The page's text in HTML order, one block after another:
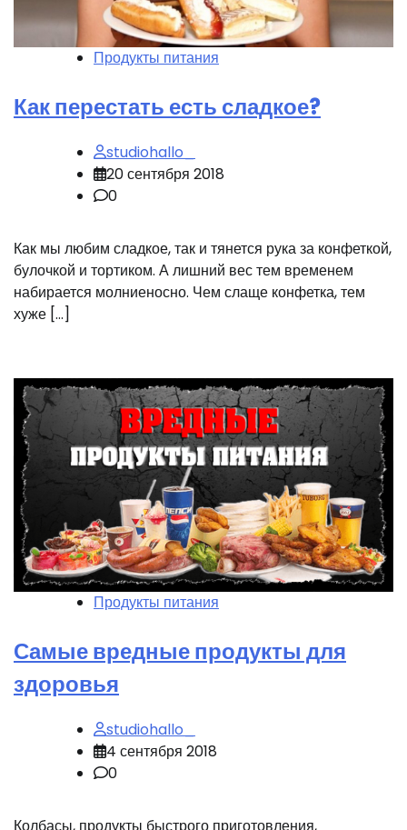
Продукты питания
Как перестать есть сладкое?
studiohallo_
20 сентября 2018
0
Как мы любим сладкое, так и тянется рука за конфеткой,
булочкой и тортиком. А лишний вес тем временем
набирается молниеносно. Чем слаще конфетка, тем
хуже […]
Продукты питания
Самые вредные продукты для
здоровья
studiohallo_
4 сентября 2018
0